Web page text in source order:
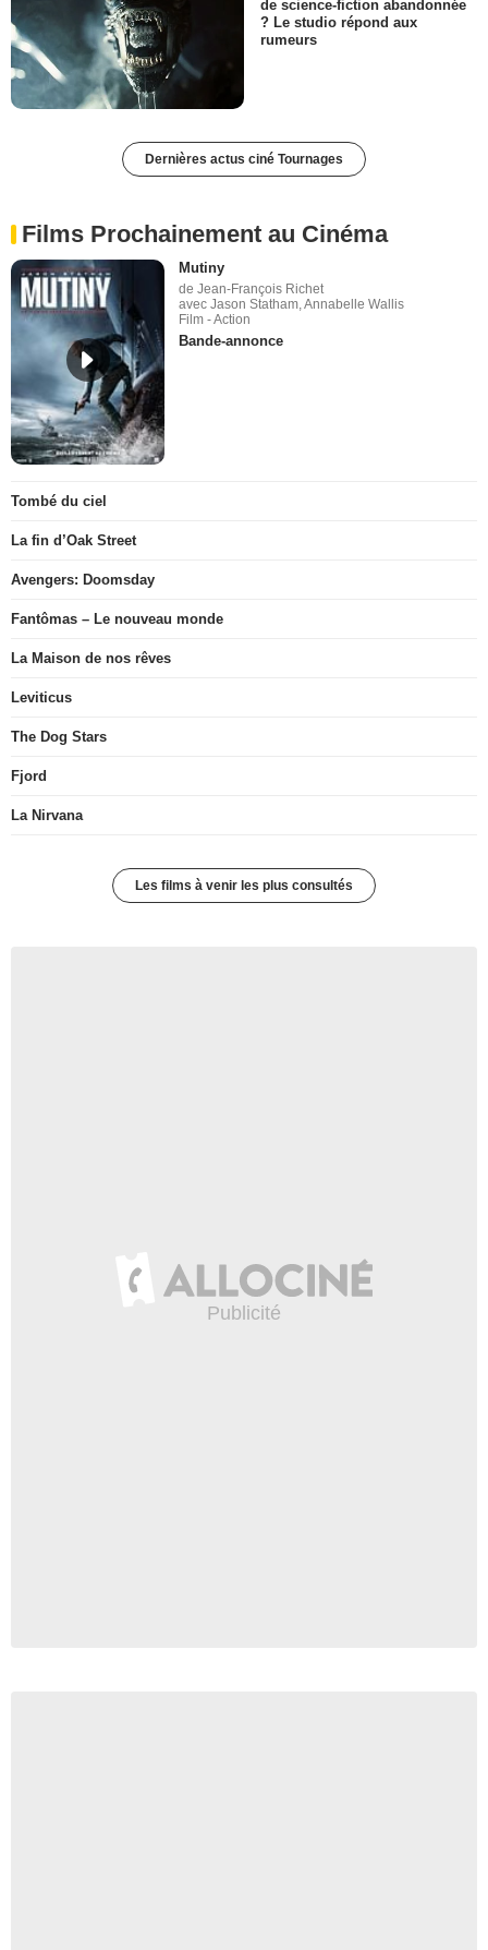
de science-fiction abandonnée
? Le studio répond aux
rumeurs
Dernières actus ciné Tournages
Films Prochainement au Cinéma
Mutiny
de Jean-François Richet
avec Jason Statham, Annabelle Wallis
Film - Action
Bande-annonce
Tombé du ciel
La fin d’Oak Street
Avengers: Doomsday
Fantômas – Le nouveau monde
La Maison de nos rêves
Leviticus
The Dog Stars
Fjord
La Nirvana
Les films à venir les plus consultés